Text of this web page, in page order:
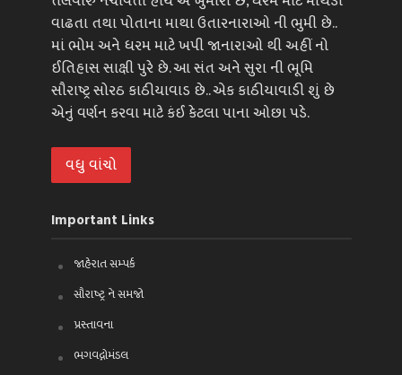
વાઢતા તથા પોતાના માથા ઉતારનારાઓ ની ભુમી છે..
માં ભોમ અને ધરમ માટે ખપી જાનારાઓ થી અહીં નો
ઈતિહાસ સાક્ષી પુરે છે. આ સંત અને સુરા ની ભૂમિ
સૌરાષ્ટ્ર સોરઠ કાઠીયાવાડ છે.. એક કાઠીયાવાડી શું છે
એનું વર્ણન કરવા માટે કંઈ કેટલા પાના ઓછા પડે.
વધુ વાંચો
Important Links
જાહેરાત સમ્પર્ક
સૌરાષ્ટ્ર ને સમજો
પ્રસ્તાવના
ભગવદ્ગોમંડલ